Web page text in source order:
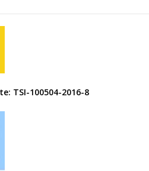
TSI-100504-2016-8